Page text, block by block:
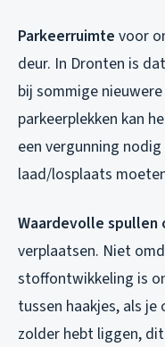
Parkeerruimte voor
deur. In Dronten is
bij sommige
parkeerplekken kan
een vergunning
laad/losplaats
Waardevolle spullen
verplaatsen. Niet
stoffontwikkeling is
tussen haakjes, als
zolder hebt liggen,